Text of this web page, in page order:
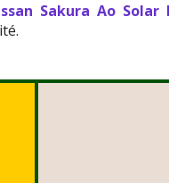
Sakura Ao